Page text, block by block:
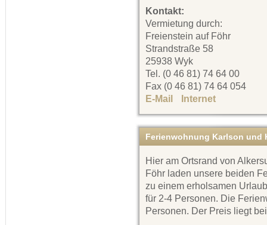
Kontakt:
Vermietung durch:
Freienstein auf Föhr
Strandstraße 58
25938 Wyk
Tel. (0 46 81) 74 64 00
Fax (0 46 81) 74 64 054
E-Mail
Internet
Ferienwohnung Karlson und
Hier am Ortsrand von
Föhr laden unsere beiden
zu einem erholsamen
für 2-4 Personen. Die
Personen. Der Preis liegt